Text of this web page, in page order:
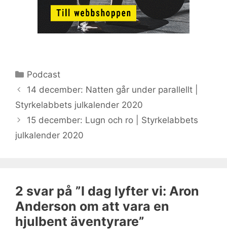
Kategorier
Podcast
14 december: Natten går under parallellt |
Styrkelabbets julkalender 2020
15 december: Lugn och ro | Styrkelabbets
julkalender 2020
2 svar på ”I dag lyfter vi: Aron
Anderson om att vara en
hjulbent äventyrare”